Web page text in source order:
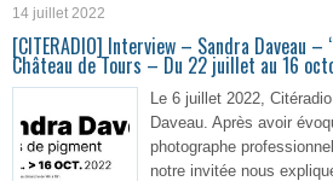
14 juillet 2022
[CITERADIO] Interview – Sandra Daveau
Château de Tours – Du 22 juillet au 16
Le 6 juillet 2022,
Daveau. Après avoir
photographe
notre invitée nous